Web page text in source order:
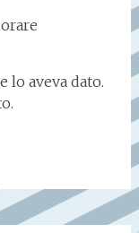
lo aveva dato.